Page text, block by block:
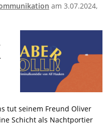
am 3.07.2024,
tut seinem Freund Oliver
Schicht als Nachtportier